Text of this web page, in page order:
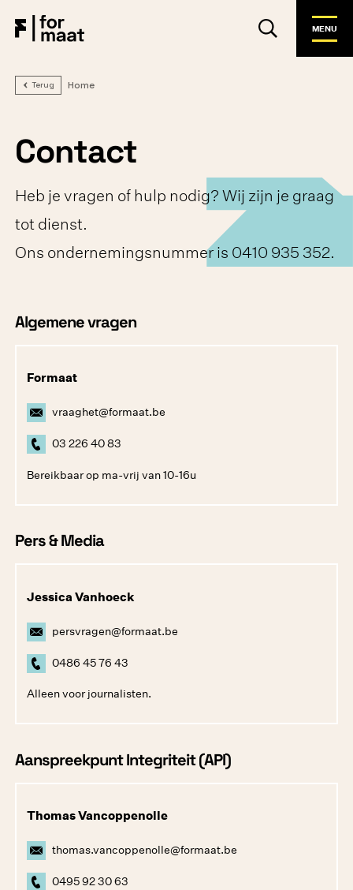
MENU
Terug Home
Contact
Heb je vragen of hulp nodig? Wij zijn je graag
tot dienst.
Ons ondernemingsnummer is 0410 935 352.
Algemene vragen
Formaat
vraaghet@formaat.be
03 226 40 83
Bereikbaar op ma-vrij van 10-16u
Pers & Media
Jessica Vanhoeck
persvragen@formaat.be
0486 45 76 43
Alleen voor journalisten.
Aanspreekpunt Integriteit (API)
Thomas Vancoppenolle
thomas.vancoppenolle@formaat.be
0495 92 30 63